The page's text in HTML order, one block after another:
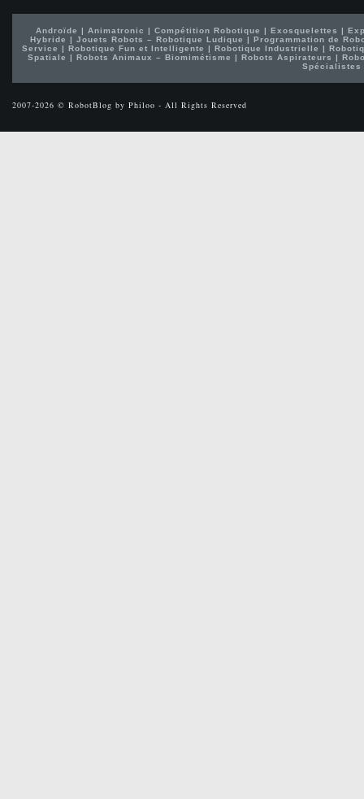
Androïde | Animatronic | Compétition Robotique | Exosquelettes |
Hybride |Jouets Robots – Robotique Ludique |Programmation de
Service | Robotique Fun et Intelligente | Robotique Industrielle |
Spatiale | Robots Animaux – Biomimétisme | Robots Aspirateurs |
Spécialistes
2007-2026 © RobotBlog by Philoo - All Rights Reserved